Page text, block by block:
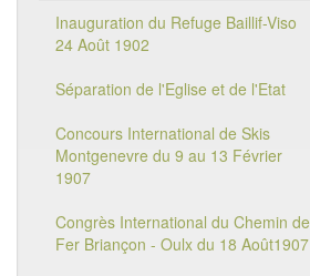
Inauguration du Refuge Baillif-Viso
24 Août 1902
Séparation de l'Eglise et de l'Etat
Concours International de Skis
Montgenevre du 9 au 13 Février
1907
Congrès International du Chemin de
Fer Briançon - Oulx du 18 Août1907